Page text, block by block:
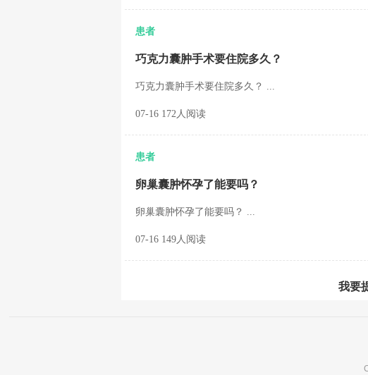
患者
巧克力囊肿手术要住院多久？
巧克力囊肿手术要住院多久？ ...
07-16 172人阅读
患者
卵巢囊肿怀孕了能要吗？
卵巢囊肿怀孕了能要吗？ ...
07-16 149人阅读
我要